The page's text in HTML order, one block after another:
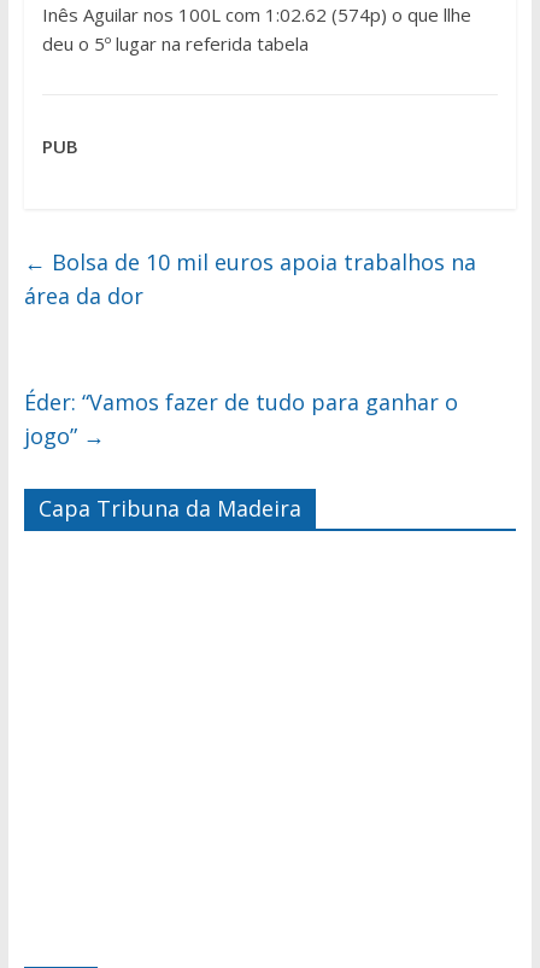
Inês Aguilar nos 100L com 1:02.62 (574p) o que llhe
deu o 5º lugar na referida tabela
PUB
← Bolsa de 10 mil euros apoia trabalhos na
área da dor
Éder: “Vamos fazer de tudo para ganhar o
jogo” →
Capa Tribuna da Madeira